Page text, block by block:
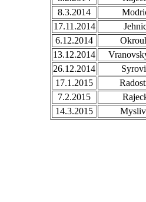
8.3.2014
17.11.2014
6.12.2014
13.12.2014
26.12.2014
17.1.2015
7.2.2015
14.3.2015